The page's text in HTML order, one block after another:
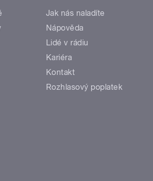
Jak nás naladíte
Nápověda
Lidé v rádiu
Kariéra
Kontakt
Rozhlasový poplatek